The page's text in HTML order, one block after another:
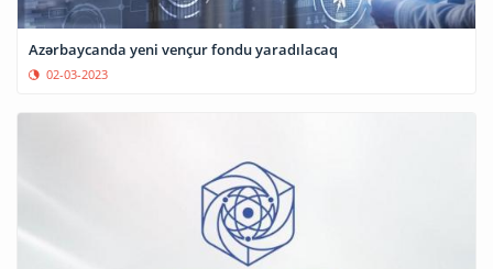
Azərbaycanda yeni vençur fondu yaradılacaq
02-03-2023